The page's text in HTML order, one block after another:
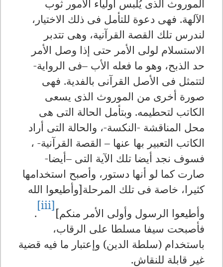
الموروث الذى يُلبس أولياء الأمور ثوب
الآلهة. فهى دعوة للتأمل فى ذلك الاختيار،
لندرس تلك القصة القرآنية، وهى تتدبر
الاستسلام لولى الأمر حتى إذا وصل الأمر
حد الذبح، وهو ما فعله الأب –فى الرواية-
لتتمثل فى الأصل القرآنى بالفدية. فهى
صورة أخرى من الموروث الذى يسعى
الكاتب لتحطيمه. وبتأمل الحالة التى هى
محل المناقشة -النكسة-، والحالة التى أراد
الكاتب التعبير بها عنها – القصة القرآنية- ،
فسوف نجد أيضا تلك الآية التى –أيضا-
صارت كما لو أنها دستور، وأصبح استخدامها
كثيرا، خاصة فى تلك المرحلة[وأطيعوا الله
وأطيعوا الرسول وأولى الأمر منكم]
[iii]
.
فأصبحت سيفا مسلطا على الرقاب،
باستخدام (سلطة الدين) وإعتبار ما فيه قضية
غير قابلة للنقاش.